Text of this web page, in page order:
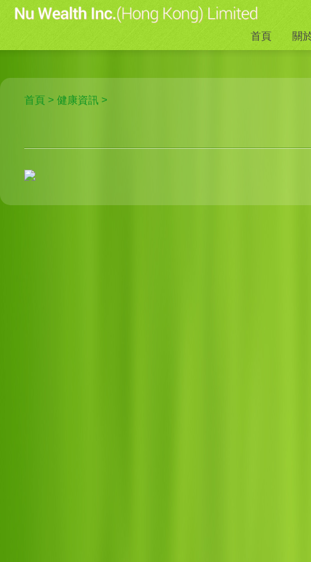
首頁 關
首頁 > 健康資訊 >